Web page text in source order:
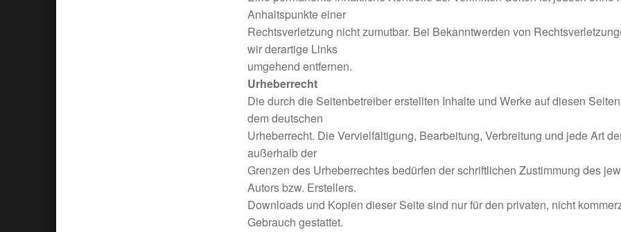
Anhaltspunkte einer
Rechtsverletzung nicht zumutbar. Bei Bekanntwerden von
wir derartige Links
umgehend entfernen.
Urheberrecht
Die durch die Seitenbetreiber erstellten Inhalte und Werke auf diesen
dem deutschen
Urheberrecht. Die Vervielfältigung, Bearbeitung, Verbreitung und jede Art
außerhalb der
Grenzen des Urheberrechtes bedürfen der schriftlichen Zustimmung des
Autors bzw. Erstellers.
Downloads und Kopien dieser Seite sind nur für den privaten, nicht
Gebrauch gestattet.